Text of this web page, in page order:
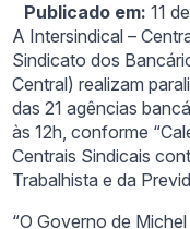
Publicado em: 11
A Intersindical –
Sindicato dos
Central) realizam
das 21 agências
às 12h, conforme
Centrais Sindicais
Trabalhista e da
“O Governo de